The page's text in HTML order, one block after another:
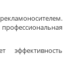
эффективность